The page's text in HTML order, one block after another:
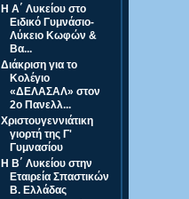
Η Α΄ Λυκείου στο
Ειδικό Γυμνάσιο-
Λύκειο Κωφών &
Βα...
Διάκριση για το
Κολέγιο
«ΔΕΛΑΣΑΛ» στον
2ο Πανελλ...
Χριστουγεννιάτικη
γιορτή της Γ'
Γυμνασίου
Η Β΄ Λυκείου στην
Εταιρεία Σπαστικών
Β. Ελλάδας